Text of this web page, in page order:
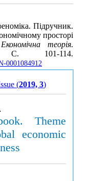
Підручник.
просторі
Економічна теорія.
114.
0001084912
(2019, 3)
Theme
economic